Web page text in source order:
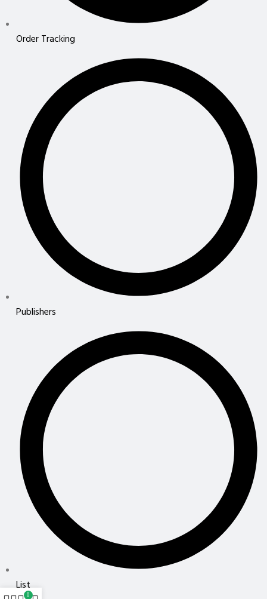
Order Tracking
Publishers
List
0